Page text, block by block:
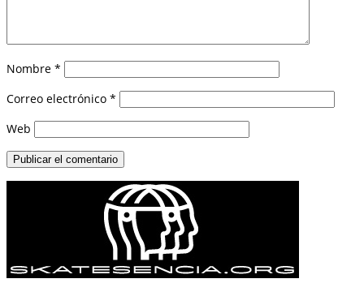
Nombre *
Correo electrónico *
Web